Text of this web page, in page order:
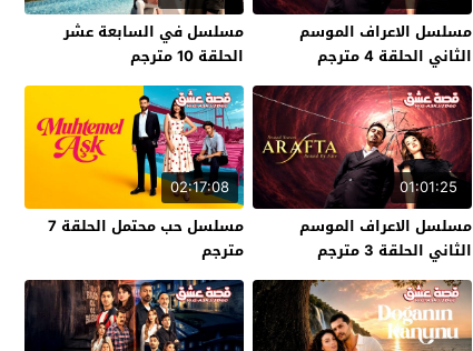
مسلسل الاعراف الموسم
الثاني الحلقة 4 مترجم
مسلسل في السابعة عشر
الحلقة 10 مترجم
01:01:25
مسلسل الاعراف الموسم
الثاني الحلقة 3 مترجم
02:17:08
مسلسل حب محتمل الحلقة 7
مترجم